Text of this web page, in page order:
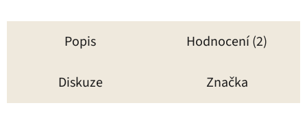
Popis Hodnocení (2)
Diskuze Značka